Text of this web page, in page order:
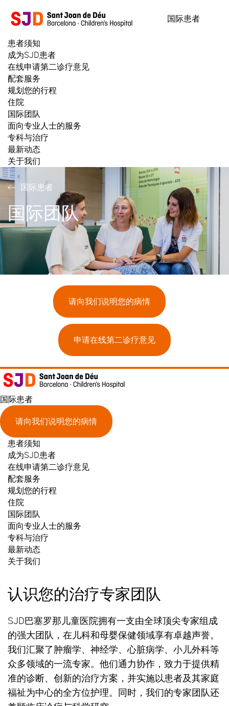
容
国际患者
患者须知
成为SJD患者
在线申请第二诊疗意见
配套服务
规划您的行程
住院
国际团队
面向专业人士的服务
专科与治疗
最新动态
关于我们
国际患者
国际团队
请向我们说明您的病情
申请在线第二诊疗意见
国际患者
请向我们说明您的病情
患者须知
成为SJD患者
在线申请第二诊疗意见
配套服务
规划您的行程
住院
国际团队
面向专业人士的服务
专科与治疗
最新动态
关于我们
认识您的治疗专家团队
SJD巴塞罗那儿童医院拥有一支由全球顶尖专家组成
的强大团队，在儿科和母婴保健领域享有卓越声誉。
我们汇聚了肿瘤学、神经学、心脏病学、小儿外科等
众多领域的一流专家。他们通力协作，致力于提供精
准的诊断、创新的治疗方案，并实施以患者及其家庭
福祉为中心的全方位护理。同时，我们的专家团队还